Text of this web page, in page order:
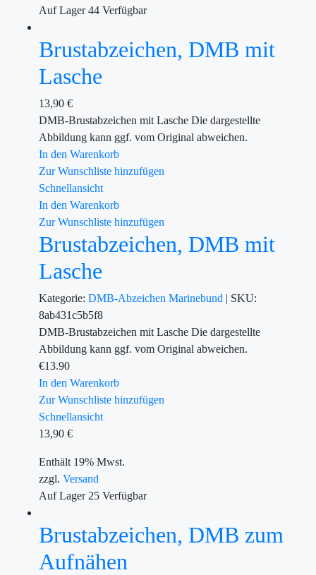
Auf Lager44 Verfügbar
Brustabzeichen, DMB mit
Lasche
13,90 €
DMB-Brustabzeichen mit Lasche Die dargestellte
Abbildung kann ggf. vom Original abweichen.
In den Warenkorb
Zur Wunschliste hinzufügen
Schnellansicht
In den Warenkorb
Zur Wunschliste hinzufügen
Brustabzeichen, DMB mit
Lasche
Kategorie: DMB-Abzeichen Marinebund | SKU:
8ab431c5b5f8
DMB-Brustabzeichen mit Lasche Die dargestellte
Abbildung kann ggf. vom Original abweichen.
€13.90
In den Warenkorb
Zur Wunschliste hinzufügen
Schnellansicht
13,90 €
Enthält 19% Mwst.
zzgl. Versand
Auf Lager25 Verfügbar
Brustabzeichen, DMB zum
Aufnähen